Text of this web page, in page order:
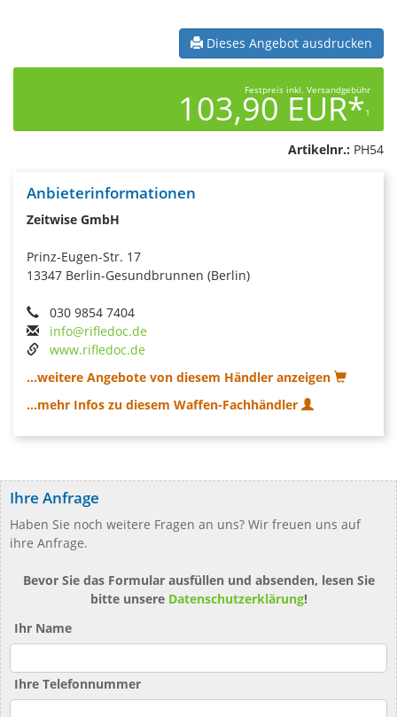
Dieses Angebot ausdrucken
Festpreis inkl. Versandgebühr
103,90 EUR*1
Artikelnr.: PH54
Anbieterinformationen
Zeitwise GmbH
Prinz-Eugen-Str. 17
13347 Berlin-Gesundbrunnen (Berlin)
030 9854 7404
info@rifledoc.de
www.rifledoc.de
...weitere Angebote von diesem Händler anzeigen
...mehr Infos zu diesem Waffen-Fachhändler
Ihre Anfrage
Haben Sie noch weitere Fragen an uns? Wir freuen uns auf
ihre Anfrage.
Bevor Sie das Formular ausfüllen und absenden, lesen Sie
bitte unsere Datenschutzerklärung!
Ihr Name
Ihre Telefonnummer